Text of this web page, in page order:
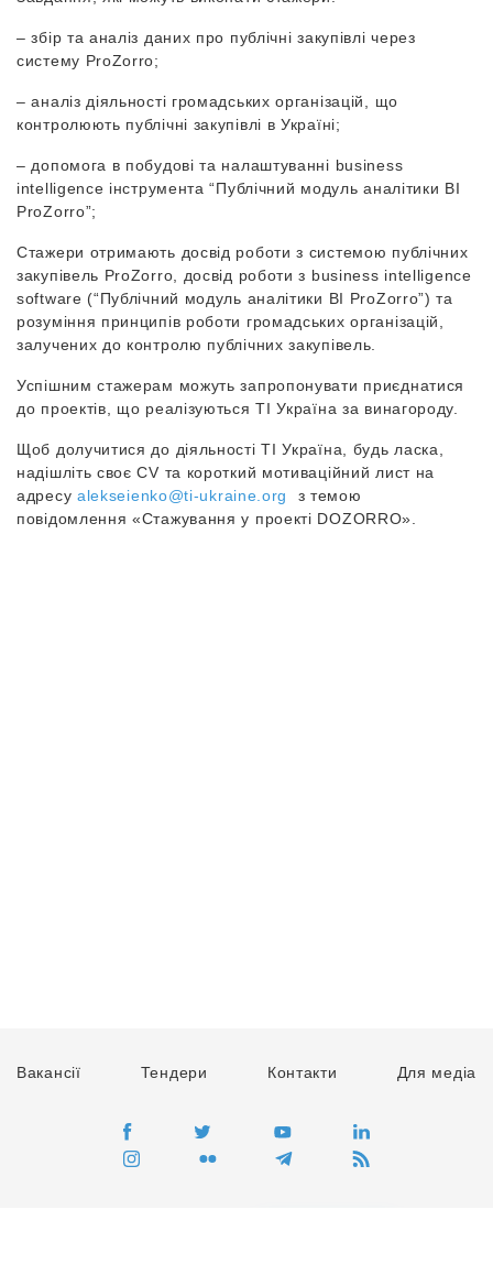
– збір та аналіз даних про публічні закупівлі через
систему ProZorro;
– аналіз діяльності громадських організацій, що
контролюють публічні закупівлі в Україні;
– допомога в побудові та налаштуванні business
intelligence інструмента “Публічний модуль аналітики ВІ
ProZorro”;
Стажери отримають досвід роботи з системою публічних
закупівель ProZorro, досвід роботи з business intelligence
software (“Публічний модуль аналітики ВІ ProZorro”) та
розуміння принципів роботи громадських організацій,
залучених до контролю публічних закупівель.
Успішним стажерам можуть запропонувати приєднатися
до проектів, що реалізуються ТІ Україна за винагороду.
Щоб долучитися до діяльності ТІ Україна, будь ласка,
надішліть своє CV та короткий мотиваційний лист на
адресу alekseienko@ti-ukraine.org
з темою
повідомлення «Стажування у проекті DOZORRO».
Вакансії Тендери Контакти Для медіа